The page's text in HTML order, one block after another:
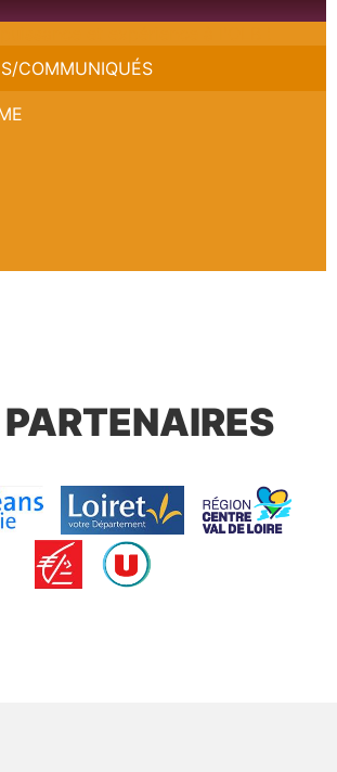
COMMUNIQUÉS
PARTENAIRES